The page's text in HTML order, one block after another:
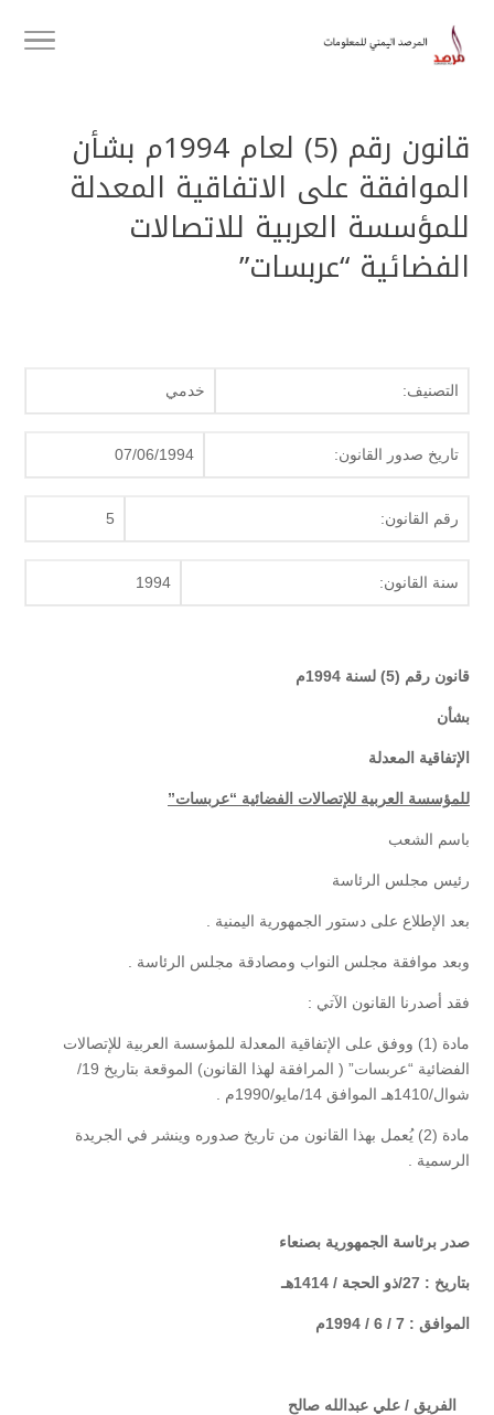
قانون رقم (5) لعام 1994م بشأن
الموافقة على الاتفاقية المعدلة
للمؤسسة العربية للاتصالات
الفضائية “عربسات”
التصنيف: خدمي
تاريخ صدور القانون: 07/06/1994
رقم القانون: 5
سنة القانون: 1994
قانون رقم (5) لسنة 1994م
بشأن
الإتفاقية المعدلة
للمؤسسة العربية للإتصالات الفضائية “عربسات”
باسم الشعب
رئيس مجلس الرئاسة
بعد الإطلاع على دستور الجمهورية اليمنية .
وبعد موافقة مجلس النواب ومصادقة مجلس الرئاسة .
فقد أصدرنا القانون الآتي :
مادة (1) ووفق على الإتفاقية المعدلة للمؤسسة العربية للإتصالات
الفضائية “عربسات” ( المرافقة لهذا القانون) الموقعة بتاريخ 19/
شوال/1410هـ الموافق 14/مايو/1990م .
مادة (2) يُعمل بهذا القانون من تاريخ صدوره وينشر في الجريدة
الرسمية .
صدر برئاسة الجمهورية بصنعاء
بتاريخ : 27/ذو الحجة / 1414هـ
الموافق : 7 / 6 / 1994م
الفريق / علي عبدالله صالح